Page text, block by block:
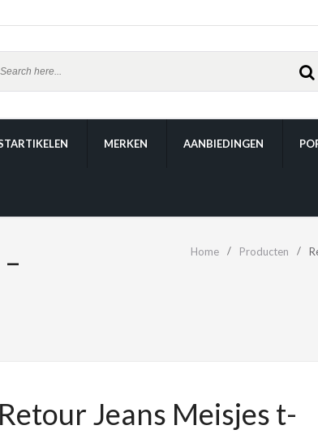
MERKEN AANBIEDINGEN
Home Producten
Retour Jeans Meisjes t-